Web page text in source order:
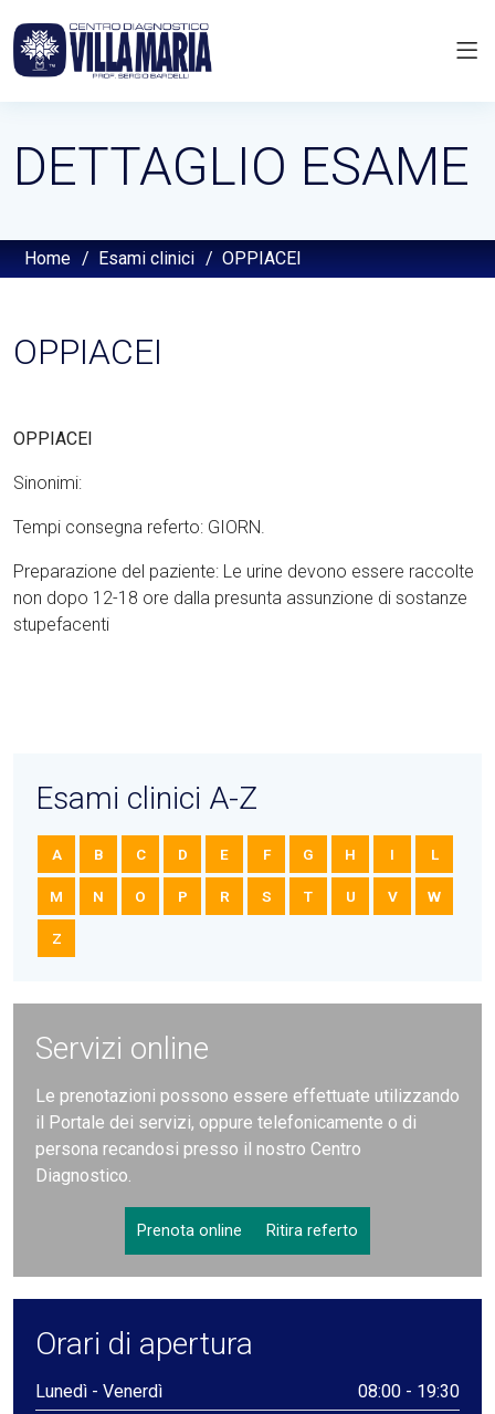
DETTAGLIO ESAME
Home / Esami clinici / OPPIACEI
OPPIACEI
OPPIACEI
Sinonimi:
Tempi consegna referto: GIORN.
Preparazione del paziente: Le urine devono essere raccolte
non dopo 12-18 ore dalla presunta assunzione di sostanze
stupefacenti
Esami clinici A-Z
A B C D E F G H I L
M N O P R S T U V W
Z
Servizi online
Le prenotazioni possono essere effettuate utilizzando
il Portale dei servizi, oppure telefonicamente o di
persona recandosi presso il nostro Centro
Diagnostico.
Prenota online Ritira referto
Orari di apertura
Lunedì - Venerdì
08:00 - 19:30